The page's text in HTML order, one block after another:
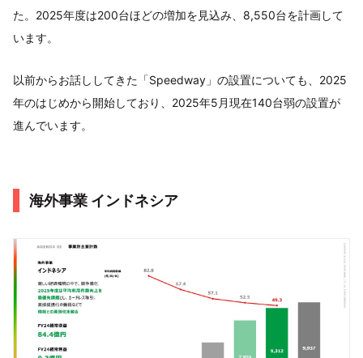
た。2025年度は200台ほどの増加を見込み、8,550台を計画して
います。
以前からお話ししてきた「Speedway」の設置についても、2025
年のはじめから開始しており、2025年5月現在140台弱の設置が
進んでいます。
海外事業 インドネシア